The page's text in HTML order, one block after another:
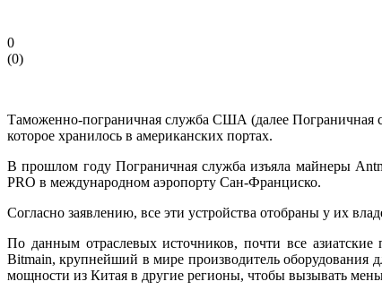
0
(0)
Таможенно-пограничная служба США (далее Пограничная
которое хранилось в американских портах.
В прошлом году Пограничная служба изъяла майнеры
PRO в международном аэропорту Сан-Франциско.
Согласно заявлению, все эти устройства отобраны у их
По данным отраслевых источников, почти все
Bitmain, крупнейший в мире производитель оборудования
мощности из Китая в другие регионы, чтобы вызывать